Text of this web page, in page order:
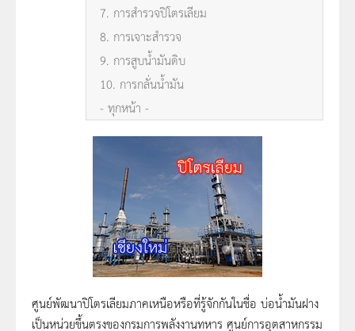
7. การสำรวจปิโตรเลียม
8. การเจาะสำรวจ
9. การสูบน้ำมันดิบ
10. การกลั่นน้ำมัน
- ทุกหน้า -
ศูนย์พัฒนาปิโตรเลียมภาคเหนือหรือที่รู้จักกันในชื่อ บ่อน้ำมันฝาง
เป็นหน่วยขึ้นตรงของกรมการพลังงานทหาร ศูนย์การอุตสาหกรรม